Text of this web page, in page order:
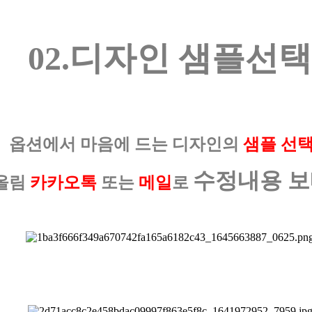
02.디자인 샘플선택
옵션에서 마음에 드는 디자인의 샘플 선택
림 카카오톡 또는 메일로 수정내용